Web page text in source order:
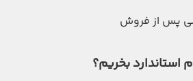
پس از فروش
استاندارد بخریم؟